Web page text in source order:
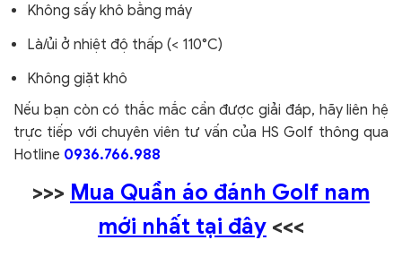
Không sấy khô bằng máy
Là/ủi ở nhiệt độ thấp (< 110°C)
Không giặt khô
Nếu bạn còn có thắc mắc cần được giải đáp, hãy liên hệ
trực tiếp với chuyên viên tư vấn của HS Golf thông qua
Hotline 0936.766.988
>>> Mua Quần áo đánh Golf nam
mới nhất tại đây <<<